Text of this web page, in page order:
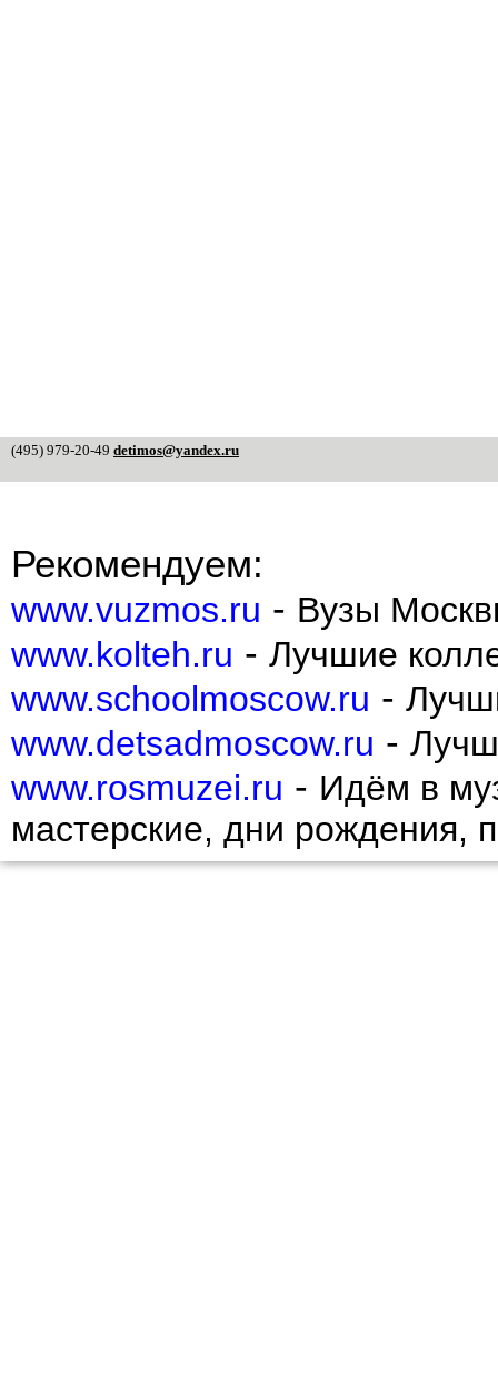
(495) 979-20-49 detimos@yandex.ru
Рекомендуем:
www.vuzmos.ru - Вузы
www.kolteh.ru - Лучшие
www.schoolmoscow.ru -
www.detsadmoscow.ru -
www.rosmuzei.ru - Идём в
мастерские, дни рождения,